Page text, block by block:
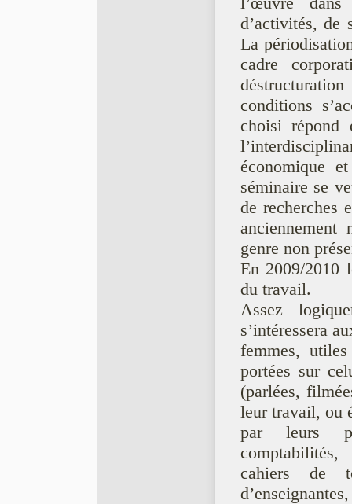
d’activités, de
La
cadre
conditions
choisi répond
économique
séminaire se
de recherches
anciennement
genre non
En 2009/2010
du travail.
Assez
s’intéressera
femmes,
portées sur
(parlées,
leur travail, ou
par leurs
comptabilités,
cahiers de